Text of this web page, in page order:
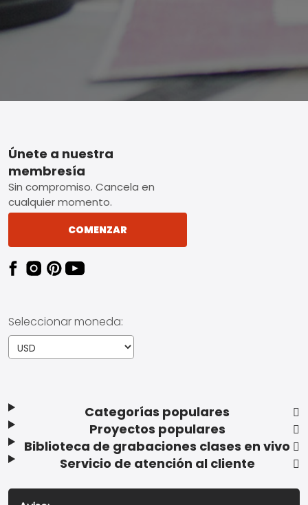
Footer
Categorías populares
Proyectos populares
Biblioteca de grabaciones clases en vivo
Servicio de atención al cliente
Únete a nuestra
membresía
Sin compromiso. Cancela en
cualquier momento.
COMENZAR
Seleccionar moneda: